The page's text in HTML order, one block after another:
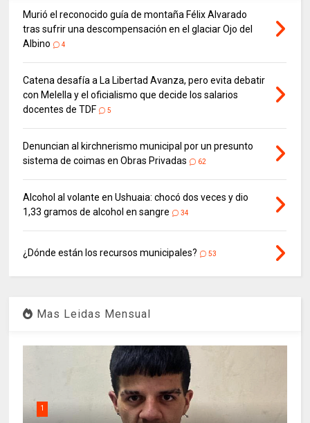
Murió el reconocido guía de montaña Félix Alvarado
tras sufrir una descompensación en el glaciar Ojo del
Albino
4
Catena desafía a La Libertad Avanza, pero evita debatir
con Melella y el oficialismo que decide los salarios
docentes de TDF
5
Denuncian al kirchnerismo municipal por un presunto
sistema de coimas en Obras Privadas
62
Alcohol al volante en Ushuaia: chocó dos veces y dio
1,33 gramos de alcohol en sangre
34
¿Dónde están los recursos municipales? 53
Mas Leidas Mensual
1